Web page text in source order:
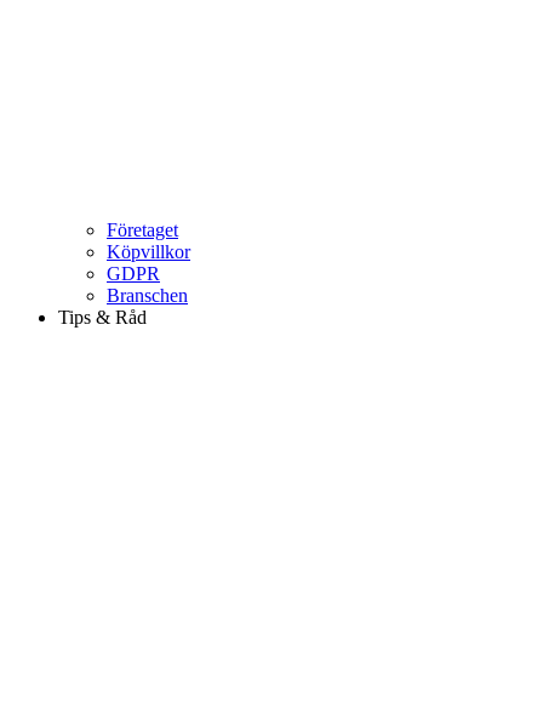
Företaget
Köpvillkor
GDPR
Branschen
Tips & Råd